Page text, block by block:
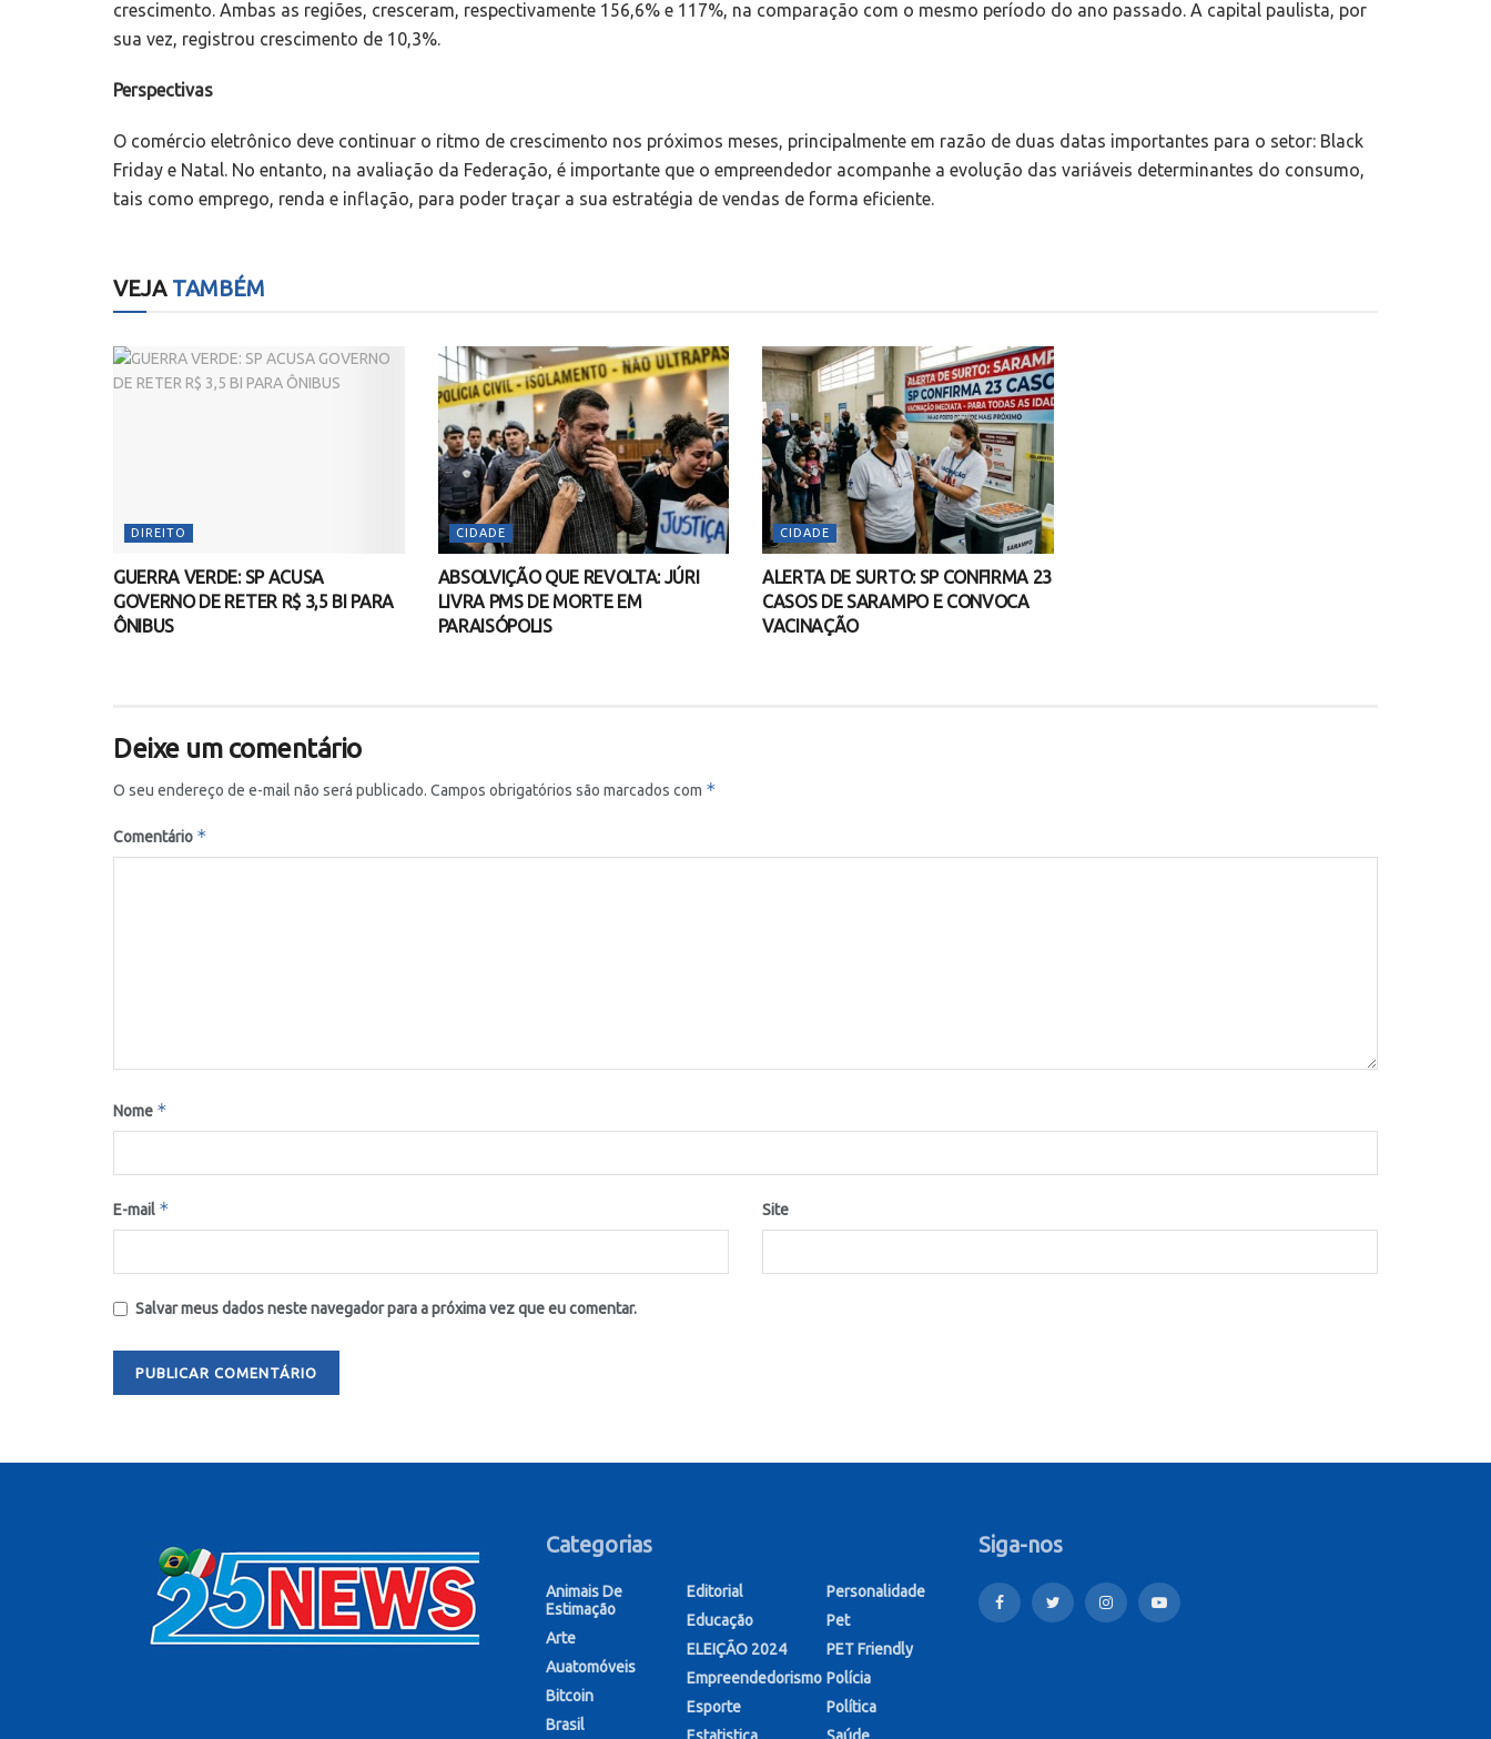
crescimento. Ambas as regiões, cresceram, respectivamente 156,6% e 117%, na comparação com o mesmo período do ano passado. A capital paulista, por
sua vez, registrou crescimento de 10,3%.
Perspectivas
O comércio eletrônico deve continuar o ritmo de crescimento nos próximos meses, principalmente em razão de duas datas importantes para o setor: Black
Friday e Natal. No entanto, na avaliação da Federação, é importante que o empreendedor acompanhe a evolução das variáveis determinantes do consumo,
tais como emprego, renda e inflação, para poder traçar a sua estratégia de vendas de forma eficiente.
VEJATAMBÉM
DIREITO
GUERRA VERDE: SP ACUSA
GOVERNO DE RETER R$ 3,5 BI PARA
ÔNIBUS
CIDADE
ABSOLVIÇÃO QUE REVOLTA: JÚRI
LIVRA PMS DE MORTE EM
PARAISÓPOLIS
CIDADE
ALERTA DE SURTO: SP CONFIRMA 23
CASOS DE SARAMPO E CONVOCA
VACINAÇÃO
Deixe um comentário
O seu endereço de e-mail não será publicado. Campos obrigatórios são marcados com *
Comentário *
Nome *
E-mail * Site
Salvar meus dados neste navegador para a próxima vez que eu comentar.
Categorias
Animais De
Estimação
Arte
Auatomóveis
Bitcoin
Brasil
Editorial
Educação
ELEIÇÃO 2024
Empreendedorismo
Esporte
Personalidade
Pet
PET Friendly
Polícia
Política
Siga-nos